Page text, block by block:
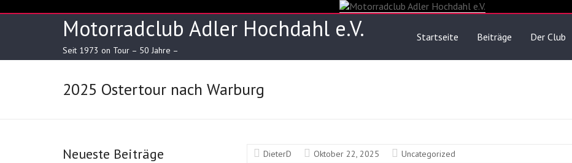
to
Motorradclub Adler Hochdahl e.V.
Seit 1973 on Tour – 50 Jahre –
Startseite Beiträge Der Club
2025 Ostertour nach Warburg
DieterD Oktober 22, 2025 Uncategorized
Neueste Beiträge